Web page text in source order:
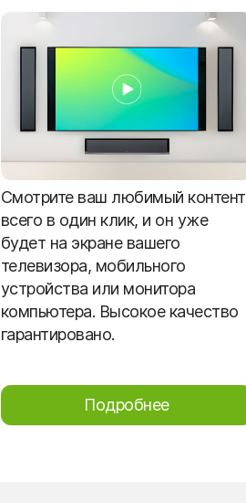
Смотрите ваш любимый контент
всего в один клик, и он уже
будет на экране вашего
телевизора, мобильного
устройства или монитора
компьютера. Высокое качество
гарантировано.
Подробнее